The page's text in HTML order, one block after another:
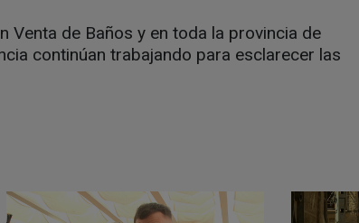
Venta de Baños y en toda la provincia de
continúan trabajando para esclarecer las